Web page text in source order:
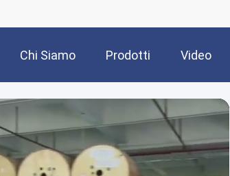
Chi Siamo Prodotti Video